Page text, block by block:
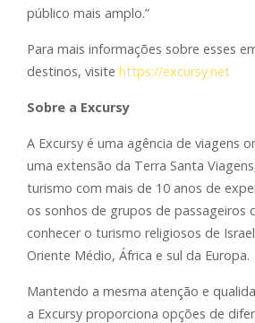
público mais amplo.”
Para mais informações sobre esses
destinos, visite https://excursy.net
Sobre a Excursy
A Excursy é uma agência de viagens
uma extensão da Terra Santa
turismo com mais de 10 anos de
os sonhos de grupos de passageiros
conhecer o turismo religiosos de
Oriente Médio, África e sul da Europa.
Mantendo a mesma atenção e
a Excursy proporciona opções de